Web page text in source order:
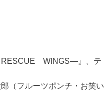
WINGS―』、テ
（フルーツポンチ・お笑い